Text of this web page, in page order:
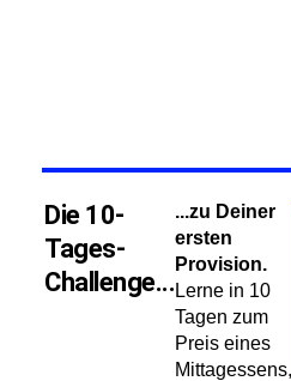
Die 10-
Tages-
Challenge...
...zu Deiner
ersten
Provision.
Lerne in 10
Tagen zum
Preis eines
Mittagessens,